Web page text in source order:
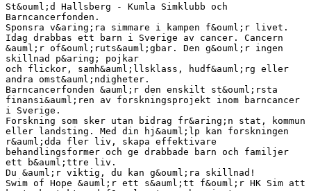
St&ouml;d Hallsberg - Kumla Simklubb och
Barncancerfonden.
Sponsra v&aring;ra simmare i kampen f&ouml;r livet.
Idag drabbas ett barn i Sverige av cancer. Cancern
&auml;r of&ouml;ruts&auml;gbar. Den g&ouml;r ingen
skillnad p&aring; pojkar
och flickor, samh&auml;llsklass, hudf&auml;rg eller
andra omst&auml;ndigheter.
Barncancerfonden &auml;r den enskilt st&ouml;rsta
finansi&auml;ren av forskningsprojekt inom barncancer
i Sverige.
Forskning som sker utan bidrag fr&aring;n stat, kommun
eller landsting. Med din hj&auml;lp kan forskningen
r&auml;dda fler liv, skapa effektivare
behandlingsformer och ge drabbade barn och familjer
ett b&auml;ttre liv.
Du &auml;r viktig, du kan g&ouml;ra skillnad!
Swim of Hope &auml;r ett s&auml;tt f&ouml;r HK Sim att